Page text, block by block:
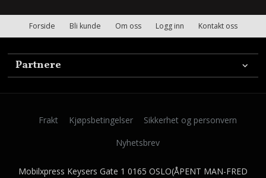
Forside Bli kunde Om oss Logg inn Kontakt oss
Partnere
Frakt Kjøpsbetingelser
Sikkerhet og personvern
Nyhetsbrev
Mobilxpress Keysers Gate 1 0165 OSLO(ÅPENT MAN-FRED